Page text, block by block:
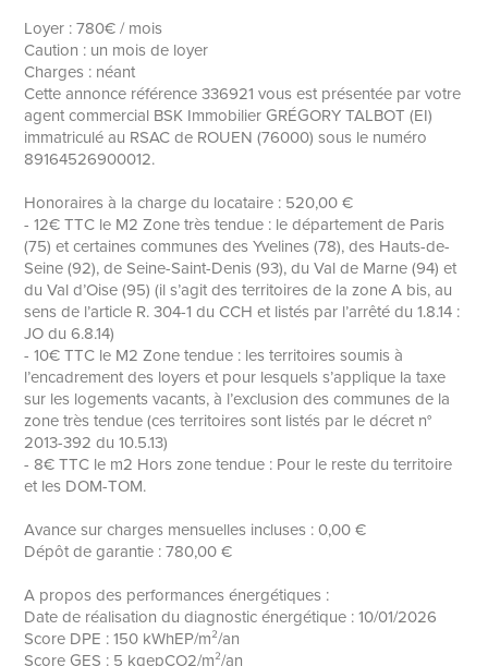
Loyer : 780€ / mois
Caution : un mois de loyer
Charges : néant
Cette annonce référence 336921 vous est présentée par votre
agent commercial BSK Immobilier GRÉGORY TALBOT (EI)
immatriculé au RSAC de ROUEN (76000) sous le numéro
89164526900012.
Honoraires à la charge du locataire : 520,00 €
- 12€ TTC le M2 Zone très tendue : le département de Paris
(75) et certaines communes des Yvelines (78), des Hauts-de-
Seine (92), de Seine-Saint-Denis (93), du Val de Marne (94) et
du Val d’Oise (95) (il s’agit des territoires de la zone A bis, au
sens de l’article R. 304-1 du CCH et listés par l’arrêté du 1.8.14 :
JO du 6.8.14)
- 10€ TTC le M2 Zone tendue : les territoires soumis à
l’encadrement des loyers et pour lesquels s’applique la taxe
sur les logements vacants, à l’exclusion des communes de la
zone très tendue (ces territoires sont listés par le décret n°
2013-392 du 10.5.13)
- 8€ TTC le m2 Hors zone tendue : Pour le reste du territoire
et les DOM-TOM.
Avance sur charges mensuelles incluses : 0,00 €
Dépôt de garantie : 780,00 €
A propos des performances énergétiques :
Date de réalisation du diagnostic énergétique : 10/01/2026
Score DPE : 150 kWhEP/m²/an
Score GES : 5 kgepCO2/m²/an